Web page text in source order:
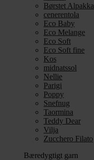
Børstet Alpakka
cenerentola
Eco Baby
Eco Melange
Eco Soft
Eco Soft fine
Kos
midnatssol
Nellie
Parigi
Poppy
Snefnug
Taormina
Teddy Dear
Vilja
Zucchero Filato
Bæredygtigt garn